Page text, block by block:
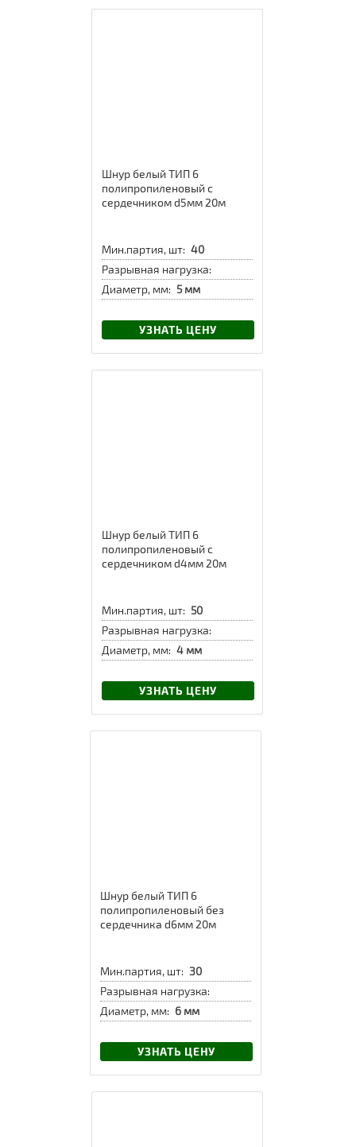
Шнур белый ТИП 6
полипропиленовый с
сердечником d5мм 20м
Мин.партия, шт: 40
Разрывная нагрузка:
Диаметр, мм: 5 мм
УЗНАТЬ ЦЕНУ
Шнур белый ТИП 6
полипропиленовый с
сердечником d4мм 20м
Мин.партия, шт: 50
Разрывная нагрузка:
Диаметр, мм: 4 мм
УЗНАТЬ ЦЕНУ
Шнур белый ТИП 6
полипропиленовый без
сердечника d6мм 20м
Мин.партия, шт: 30
Разрывная нагрузка:
Диаметр, мм: 6 мм
УЗНАТЬ ЦЕНУ